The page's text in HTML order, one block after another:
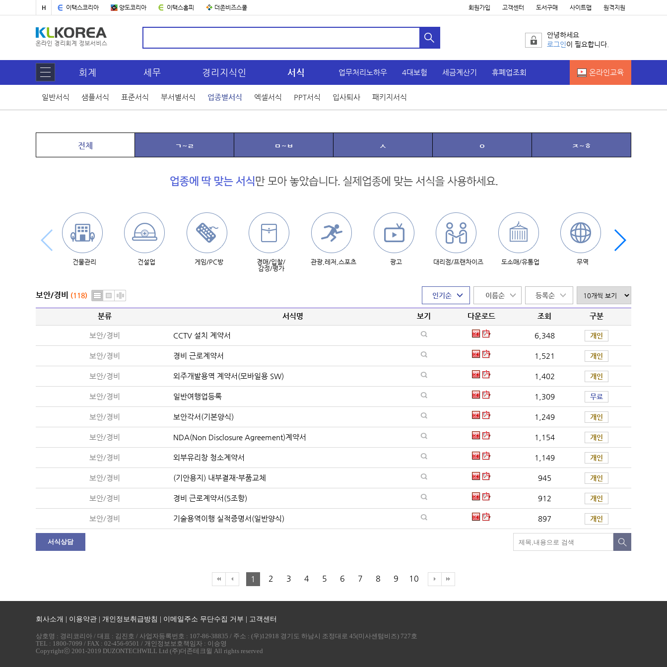
H 이택스코리아 양도코리아 이택스홈피 더존비즈스쿨 회원가입 고객센터 도서구매 사이트맵 원격지원
안녕하세요
로그인 이 필요합니다.
회계 세무 경리지식인 서식 업무처리노하우 4대보험 세금계산기 휴폐업조회 온라인교육
일반서식 샘플서식 표준서식 부서별서식 업종별서식 엑셀서식 PPT서식 입사퇴사 패키지서식
전체 ㄱ~ㄹ ㅁ~ㅂ ㅅ ㅇ ㅈ~ㅎ
건물관리 건설업 게임/PC방
경매/입찰/
감정/평가
관광,레저,스포츠 광고 대리점/프랜차이즈 도소매/유통업 무역
보안/경비 (118)
분류 서식명 보기 다운로드 조회 구분
보안/경비 CCTV 설치 계약서 6,348 개인
보안/경비 경비 근로계약서 1,521 개인
보안/경비 외주개발용역 계약서(모바일용 SW) 1,402 개인
보안/경비 일반여행업등록 1,309 무료
보안/경비 보안각서(기본양식) 1,249 개인
보안/경비 NDA(Non Disclosure Agreement)계약서 1,154 개인
보안/경비 외부유리창 청소계약서 1,149 개인
보안/경비 (기안용지) 내부결재-부품교체 945 개인
보안/경비 경비 근로계약서(5조항) 912 개인
보안/경비 기술용역이행 실적증명서(일반양식) 897 개인
서식상담
1 2 3 4 5 6 7 8 9 10
회사소개 이용약관 개인정보취급방침 이메일주소 무단수집 거부 고객센터
상호명 : 경리코리아 / 대표 : 김진호 / 사업자등록번호 : 107-86-38835 / 주소 : (우)12918 경기도 하남시 조정대로 45(미사센텀비즈) 727호
TEL : 1800-7099 / FAX : 02-456-9501 / 개인정보보호책임자 : 이승영
Copyrightⓒ 2001-2019 DUZONTECHWILL Ltd (주)더존테크윌 All rights reserved